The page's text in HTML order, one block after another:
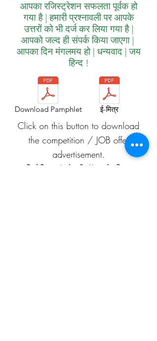
आपका रजिस्ट्रेशन सफलता पूर्वक हो
गया है | हमारी प्रश्नावली पर आपके
उत्तरों को भी दर्ज कर लिया गया है |
आपको जल्द ही संपर्क किया जाएगा |
आपका दिन मंगलमय हो | धन्यवाद | जय
हिन्द !
Download Pamphlet ई-मित्र
Click on this button to download
the competition / JOB offer
advertisement.
प्रतियोगिता / नौकरी-ऑफ़र के विज्ञापन